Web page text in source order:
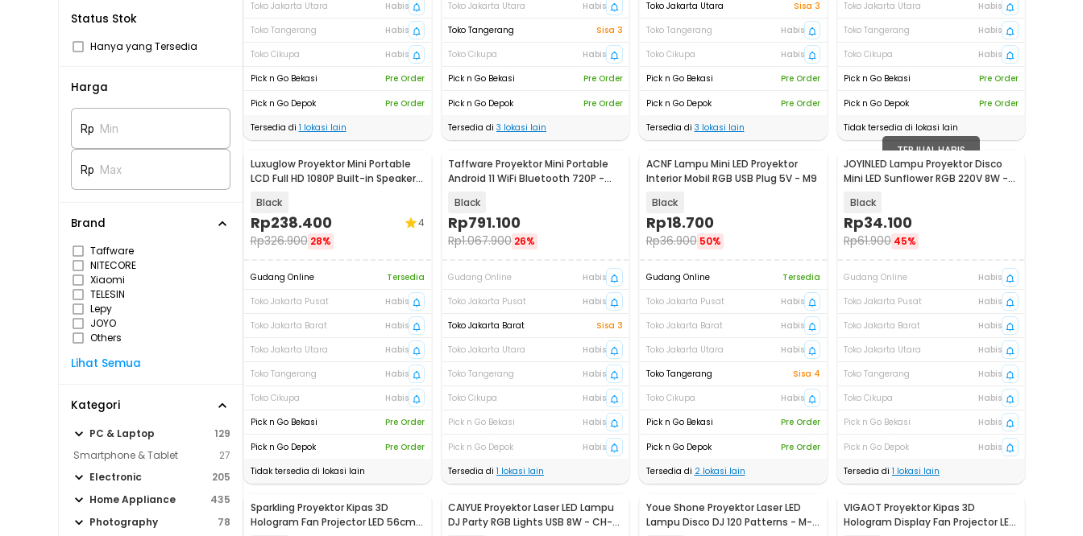
Status Stok
Hanya yang Tersedia
Harga
Rp Min
Rp Max
Brand
Taffware
NITECORE
Xiaomi
TELESIN
Lepy
JOYO
Others
Lihat Semua
Kategori
PC & Laptop
129
Smartphone & Tablet
27
Electronic
205
Home Appliance
435
Photography
78
Toko Jakarta Utara
Habis
Toko Tangerang
Habis
Toko Cikupa
Habis
Pick n Go Bekasi
Pre Order
Pick n Go Depok
Pre Order
Tersedia di 1 lokasi lain
Toko Jakarta Utara
Habis
Toko Tangerang
Sisa 3
Toko Cikupa
Habis
Pick n Go Bekasi
Pre Order
Pick n Go Depok
Pre Order
Tersedia di 3 lokasi lain
Toko Jakarta Utara
Sisa 3
Toko Tangerang
Habis
Toko Cikupa
Habis
Pick n Go Bekasi
Pre Order
Pick n Go Depok
Pre Order
Tersedia di 3 lokasi lain
Toko Jakarta Utara
Habis
Toko Tangerang
Habis
Toko Cikupa
Habis
Pick n Go Bekasi
Pre Order
Pick n Go Depok
Pre Order
Tidak tersedia di lokasi lain
Luxuglow Proyektor Mini Portable
LCD Full HD 1080P Built-in Speaker -
Black
Rp238.400
Rp326.900 28%
4
Gudang Online
Tersedia
Toko Jakarta Pusat
Habis
Toko Jakarta Barat
Habis
Toko Jakarta Utara
Habis
Toko Tangerang
Habis
Toko Cikupa
Habis
Pick n Go Bekasi
Pre Order
Pick n Go Depok
Pre Order
Tidak tersedia di lokasi lain
Taffware Proyektor Mini Portable
Android 11 WiFi Bluetooth 720P -
Black
Rp791.100
Rp1.067.900 26%
Gudang Online
Habis
Toko Jakarta Pusat
Habis
Toko Jakarta Barat
Sisa 3
Toko Jakarta Utara
Habis
Toko Tangerang
Habis
Toko Cikupa
Habis
Pick n Go Bekasi
Habis
Pick n Go Depok
Habis
Tersedia di 1 lokasi lain
ACNF Lampu Mini LED Proyektor
Interior Mobil RGB USB Plug 5V - M9
Black
Rp18.700
Rp36.900 50%
Gudang Online
Tersedia
Toko Jakarta Pusat
Habis
Toko Jakarta Barat
Habis
Toko Jakarta Utara
Habis
Toko Tangerang
Sisa 4
Toko Cikupa
Habis
Pick n Go Bekasi
Pre Order
Pick n Go Depok
Pre Order
Tersedia di 2lokasi lain
TERJUAL HABIS
JOYINLED Lampu Proyektor Disco
Mini LED Sunflower RGB 220V 8W -
Black
Rp34.100
Rp61.900 45%
Gudang Online
Habis
Toko Jakarta Pusat
Habis
Toko Jakarta Barat
Habis
Toko Jakarta Utara
Habis
Toko Tangerang
Habis
Toko Cikupa
Habis
Pick n Go Bekasi
Habis
Pick n Go Depok
Habis
Tersedia di 1 lokasi lain
Sparkling Proyektor Kipas 3D
Hologram Fan Projector LED 56cm -
CAIYUE Proyektor Laser LED Lampu
DJ Party RGB Lights USB 8W - CH-
Youe Shone Proyektor Laser LED
Lampu Disco DJ 120 Patterns - M-
VIGAOT Proyektor Kipas 3D
Hologram Display Fan Projector LED